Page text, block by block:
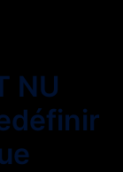
NU